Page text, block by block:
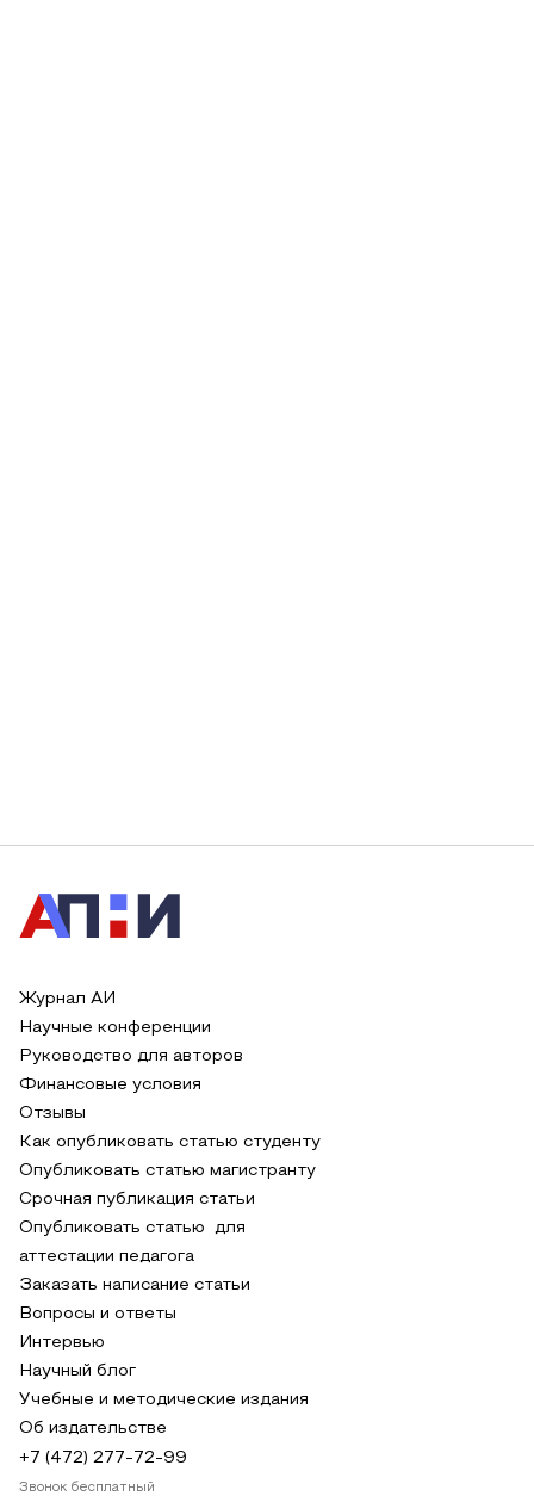
Журнал АИ
Научные конференции
Руководство для авторов
Финансовые условия
Отзывы
Как опубликовать статью студенту
Опубликовать статью магистранту
Срочная публикация статьи
Опубликовать статью для
аттестации педагога
Заказать написание статьи
Вопросы и ответы
Интервью
Научный блог
Учебные и методические издания
Об издательстве
+7 (472) 277-72-99
Звонок бесплатный